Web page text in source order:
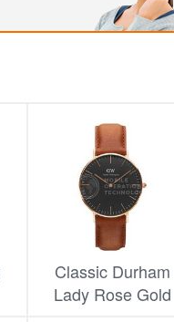
Classic Durham
Lady Rose Gold